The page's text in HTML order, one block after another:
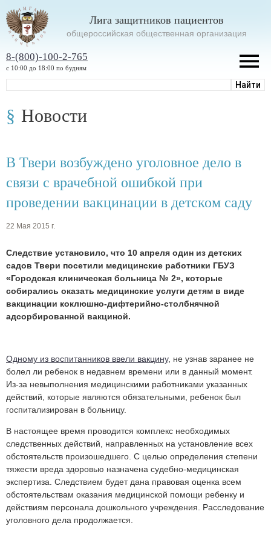
Лига защитников пациентов
oбщероссийская общественная организация
8-(800)-100-2-765
с 10:00 до 18:00 по будням
Новости
В Твери возбуждено уголовное дело в
связи с врачебной ошибкой при
проведении вакцинации в детском саду
22 Мая 2015 г.
Следствие установило, что 10 апреля один из детских
садов Твери посетили медицинские работники ГБУЗ
«Городская клиническая больница № 2», которые
собирались оказать медицинские услуги детям в виде
вакцинации коклюшно-дифтерийно-столбнячной
адсорбированной вакциной.
Одному из воспитанников ввели вакцину, не узнав заранее не
болел ли ребенок в недавнем времени или в данный момент.
Из-за невыполнения медицинскими работниками указанных
действий, которые являются обязательными, ребенок был
госпитализирован в больницу.
В настоящее время проводится комплекс необходимых
следственных действий, направленных на установление всех
обстоятельств произошедшего. С целью определения степени
тяжести вреда здоровью назначена судебно-медицинская
экспертиза. Следствием будет дана правовая оценка всем
обстоятельствам оказания медицинской помощи ребенку и
действиям персонала дошкольного учреждения. Расследование
уголовного дела продолжается.